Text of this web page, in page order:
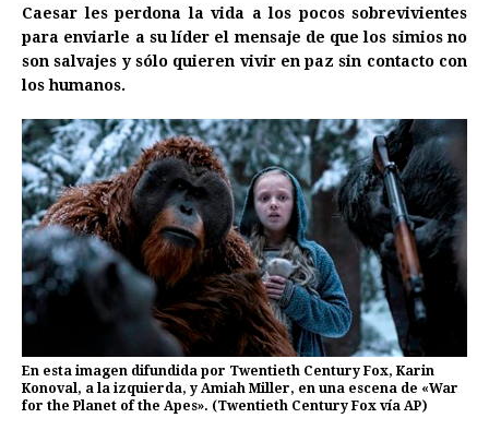
Caesar les perdona la vida a los pocos sobrevivientes
para enviarle a su líder el mensaje de que los simios no
son salvajes y sólo quieren vivir en paz sin contacto con
los humanos.
En esta imagen difundida por Twentieth Century Fox, Karin
Konoval, a la izquierda, y Amiah Miller, en una escena de «War
for the Planet of the Apes». (Twentieth Century Fox vía AP)